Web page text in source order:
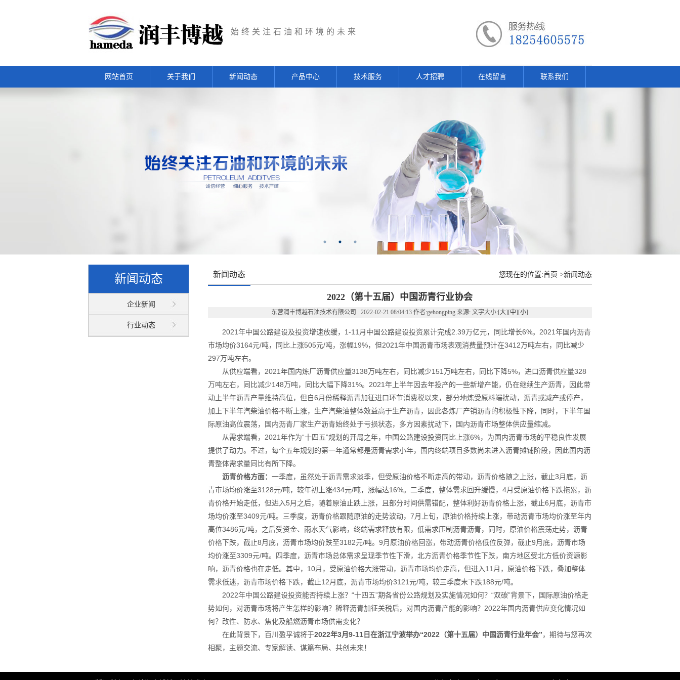
始终关注石油和环境的未来
网站首页 关于我们 新闻动态 产品中心 技术服务 人才招聘 在线留言 联系我们
新闻动态
企业新闻
行业动态
新闻动态 您现在的位置:首页 >新闻动态
2022（第十五届）中国沥青行业协会
东营润丰博越石油技术有限公司 2022-02-21 08:04:13 作者:gehongping 来源: 文字大小:[大][中][小]
2021年中国公路建设及投资增速放缓，1-11月中国公路建设投资累计完成2.39万亿元，同比增长6%。2021年国内沥青
市场均价3164元/吨，同比上涨505元/吨，涨幅19%，但2021年中国沥青市场表观消费量预计在3412万吨左右，同比减少
297万吨左右。
从供应端看，2021年国内炼厂沥青供应量3138万吨左右，同比减少151万吨左右，同比下降5%，进口沥青供应量328
万吨左右，同比减少148万吨，同比大幅下降31%。2021年上半年因去年投产的一些新增产能，仍在继续生产沥青，因此带
动上半年沥青产量维持高位，但自6月份稀释沥青加征进口环节消费税以来，部分地炼受原料端扰动，沥青或减产或停产，
加上下半年汽柴油价格不断上涨，生产汽柴油整体效益高于生产沥青，因此各炼厂产销沥青的积极性下降，同时，下半年国
际原油高位震荡，国内沥青厂家生产沥青始终处于亏损状态，多方因素扰动下，国内沥青市场整体供应量缩减。
从需求端看，2021年作为“十四五”规划的开局之年，中国公路建设投资同比上涨6%，为国内沥青市场的平稳良性发展
提供了动力。不过，每个五年规划的第一年通常都是沥青需求小年，国内终端项目多数尚未进入沥青摊铺阶段，因此国内沥
青整体需求量同比有所下降。
沥青价格方面： 一季度，虽然处于沥青需求淡季，但受原油价格不断走高的带动，沥青价格随之上涨，截止3月底，沥
青市场均价涨至3128元/吨，较年初上涨434元/吨，涨幅达16%。二季度，整体需求回升缓慢，4月受原油价格下跌拖累，沥
青价格开始走低，但进入5月之后，随着原油止跌上涨，且部分时间供需错配，整体利好沥青价格上涨，截止6月底，沥青市
场均价涨至3409元/吨。三季度，沥青价格跟随原油的走势波动，7月上旬，原油价格持续上涨，带动沥青市场均价涨至年内
高位3486元/吨，之后受资金、雨水天气影响，终端需求释放有限，低需求压制沥青沥青，同时，原油价格震荡走势，沥青
价格下跌，截止8月底，沥青市场均价跌至3182元/吨。9月原油价格回涨，带动沥青价格低位反弹，截止9月底，沥青市场
均价涨至3309元/吨。四季度，沥青市场总体需求呈现季节性下滑，北方沥青价格季节性下跌，南方地区受北方低价资源影
响，沥青价格也在走低。其中，10月，受原油价格大涨带动，沥青市场均价走高，但进入11月，原油价格下跌，叠加整体
需求低迷，沥青市场价格下跌，截止12月底，沥青市场均价3121元/吨，较三季度末下跌188元/吨。
2022年中国公路建设投资能否持续上涨？“十四五”期各省份公路规划及实施情况如何？“双碳”背景下，国际原油价格走
势如何，对沥青市场将产生怎样的影响？稀释沥青加征关税后，对国内沥青产能的影响？2022年国内沥青供应变化情况如
何？改性、防水、焦化及船燃沥青市场供需变化？
在此背景下，百川盈孚诚将于2022年3月9-11日在浙江宁波举办“2022（第十五届）中国沥青行业年会”，期待与您再次
相聚，主题交流、专家解读、谋篇布局、共创未来！